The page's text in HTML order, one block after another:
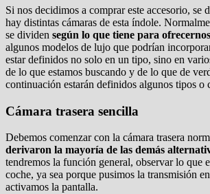
Si nos decidimos a comprar este accesorio, se
hay distintas cámaras de esta índole.
se dividen según lo que tiene para ofrecernos
algunos modelos de lujo que podrían
estar definidos no solo en un tipo, sino en
de lo que estamos buscando y de lo que de
continuación estarán definidos algunos tipos o
Cámara trasera sencilla
Debemos comenzar con la cámara trasera
derivaron la mayoría de las demás
tendremos la función general, observar lo que
coche, ya sea porque pusimos la transmisión
activamos la pantalla.